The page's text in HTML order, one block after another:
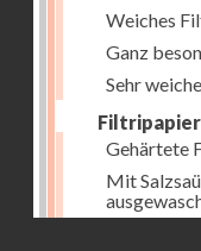
Weiches
Ganz
Sehr
Gehärtete
Mit